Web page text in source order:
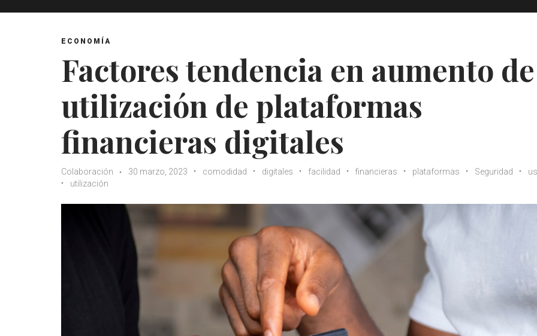
ECONOMÍA
Factores tendencia en aumento de
utilización de plataformas
financieras digitales
Colaboración 30 marzo, 2023 comodidad digitales facilidad financieras plataformas Seguridad
utilización